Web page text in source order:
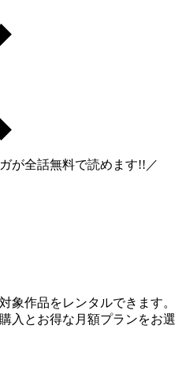
が全話無料で読めます!!／
象作品をレンタルできます。
入とお得な月額プランをお選